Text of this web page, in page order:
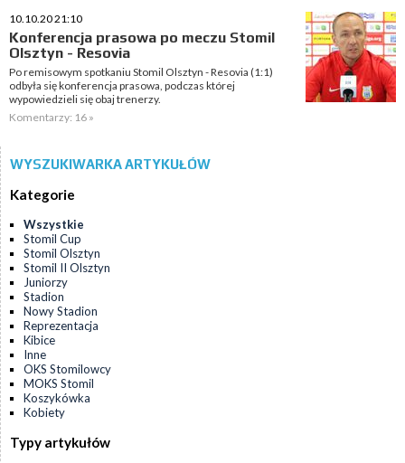
10.10.20 21:10
Konferencja prasowa po meczu Stomil
Olsztyn - Resovia
Po remisowym spotkaniu Stomil Olsztyn - Resovia (1:1)
odbyła się konferencja prasowa, podczas której
wypowiedzieli się obaj trenerzy.
Komentarzy: 16 »
WYSZUKIWARKA ARTYKUŁÓW
Kategorie
Wszystkie
Stomil Cup
Stomil Olsztyn
Stomil II Olsztyn
Juniorzy
Stadion
Nowy Stadion
Reprezentacja
Kibice
Inne
OKS Stomilowcy
MOKS Stomil
Koszykówka
Kobiety
Typy artykułów